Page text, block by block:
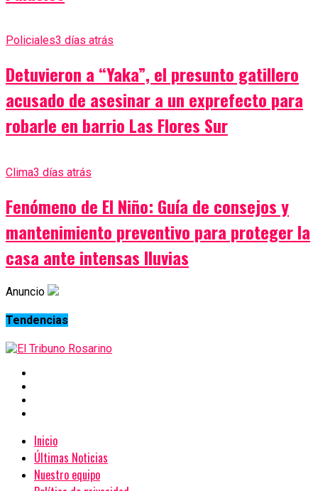
Policiales3 días atrás
Detuvieron a “Yaka”, el presunto gatillero
acusado de asesinar a un exprefecto para
robarle en barrio Las Flores Sur
Clima3 días atrás
Fenómeno de El Niño: Guía de consejos y
mantenimiento preventivo para proteger la
casa ante intensas lluvias
Anuncio
Tendencias
Inicio
Últimas Noticias
Nuestro equipo